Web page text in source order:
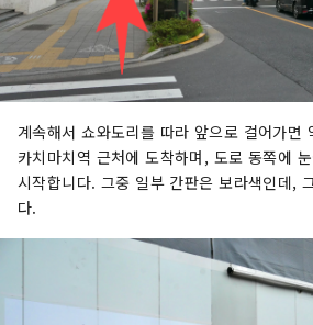
계속해서 쇼와도리를 따라 앞으로 걸어가
카치마치역 근처에 도착하며, 도로 동쪽에
시작합니다. 그중 일부 간판은 보라색인데,
다.